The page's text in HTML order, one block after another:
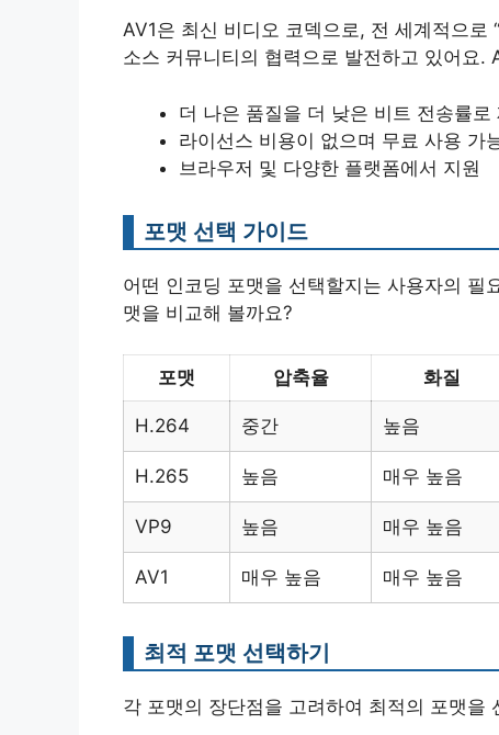
AV1은 최신 비디오 코덱으로, 전 세계적으로
소스 커뮤니티의 협력으로 발전하고 있어요.
더 나은 품질을 더 낮은 비트 전송률로
라이선스 비용이 없으며 무료 사용 가
브라우저 및 다양한 플랫폼에서 지원
포맷 선택 가이드
어떤 인코딩 포맷을 선택할지는 사용자의 필
맷을 비교해 볼까요?
포맷 압축율 화질
H.264 중간 높음
H.265 높음 매우 높음
VP9 높음 매우 높음
AV1 매우 높음 매우 높음
최적 포맷 선택하기
각 포맷의 장단점을 고려하여 최적의 포맷을